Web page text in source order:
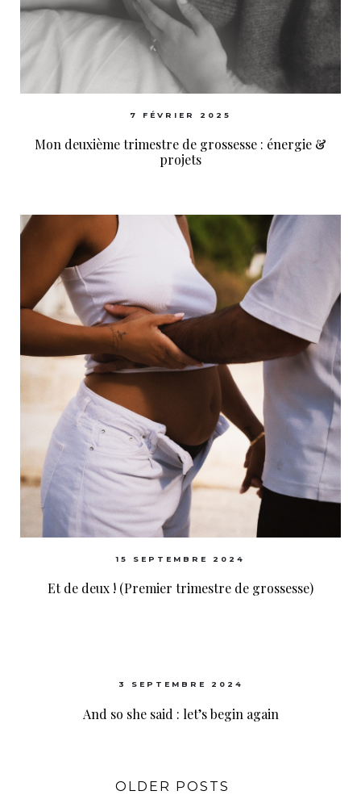
7 FÉVRIER 2025
Mon deuxième trimestre de grossesse : énergie &
projets
15 SEPTEMBRE 2024
Et de deux ! (Premier trimestre de grossesse)
3 SEPTEMBRE 2024
And so she said : let’s begin again
OLDER POSTS